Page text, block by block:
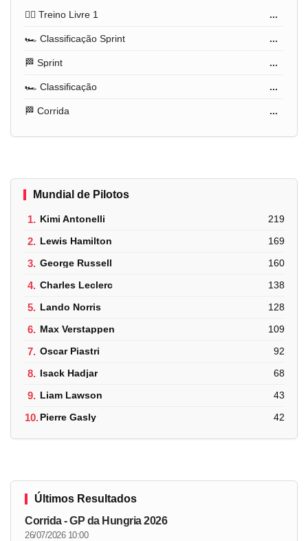
🏋️‍♂️ Treino Livre 1
...
🏎️ Classificação Sprint ...
🏁 Sprint ...
🏎️ Classificação ...
🏁 Corrida ...
Mundial de Pilotos
1. Kimi Antonelli 219
2. Lewis Hamilton 169
3. George Russell 160
4. Charles Leclerc 138
5. Lando Norris 128
6. Max Verstappen 109
7. Oscar Piastri 92
8. Isack Hadjar 68
9. Liam Lawson 43
10.Pierre Gasly 42
Últimos Resultados
Corrida - GP da Hungria 2026
26/07/2026 10:00